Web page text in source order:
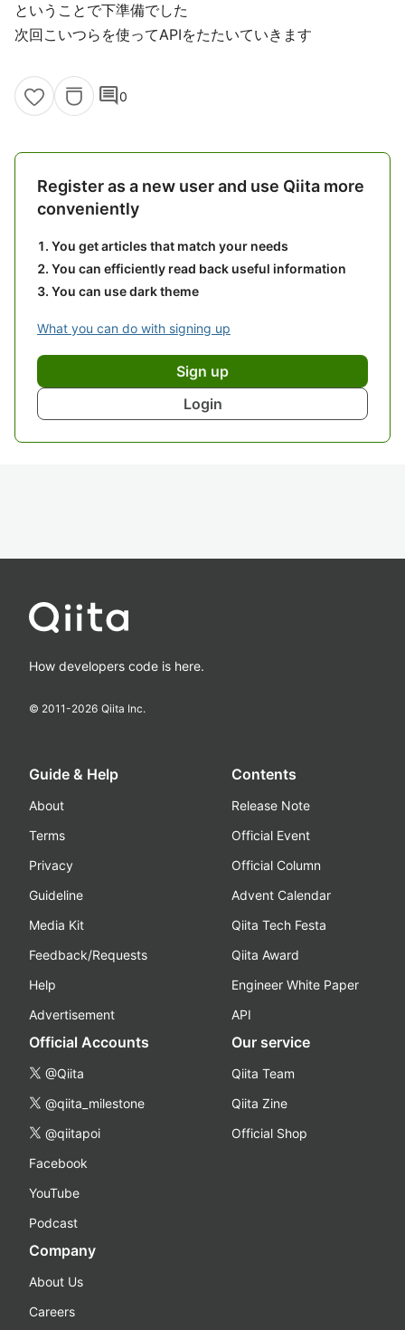
ということで下準備でした
次回こいつらを使ってAPIをたたいていきます
comment0
Register as a new user and use Qiita more
conveniently
You get articles that match your needs
You can efficiently read back useful information
You can use dark theme
What you can do with signing up
Sign up
Login
How developers code is here.
© 2011-2026 Qiita Inc.
Guide & Help
About
Terms
Privacy
Guideline
Media Kit
Feedback/Requests
Help
Advertisement
Contents
Release Note
Official Event
Official Column
Advent Calendar
Qiita Tech Festa
Qiita Award
Engineer White Paper
API
Official Accounts
@Qiita
@qiita_milestone
@qiitapoi
Facebook
YouTube
Podcast
Our service
Qiita Team
Qiita Zine
Official Shop
Company
About Us
Careers